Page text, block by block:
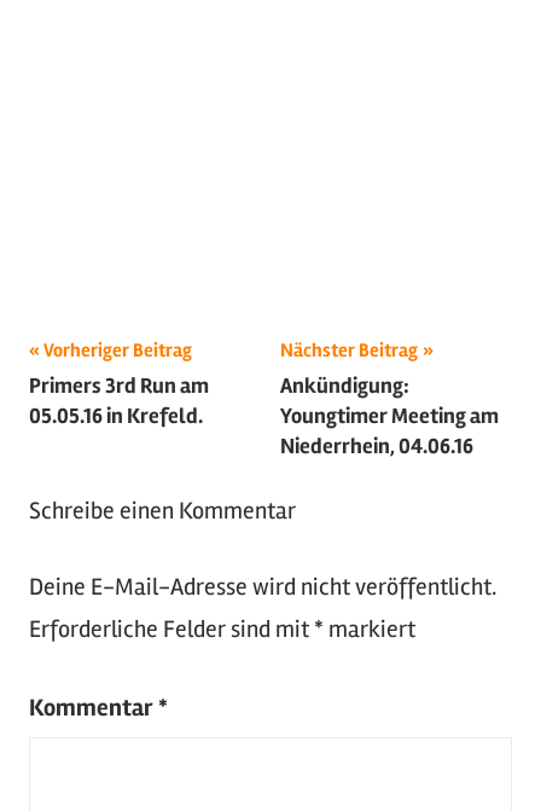
Schlagwörter:
2016,
Oldtimer,
Beitragsnavigation
Vorheriger Beitrag
Primers 3rd Run am
05.05.16 in Krefeld.
Nächster Beitrag
Ankündigung:
Youngtimer Meeting am
Niederrhein, 04.06.16
Schreibe einen Kommentar
Deine E-Mail-Adresse wird nicht veröffentlicht.
Erforderliche Felder sind mit * markiert
Kommentar *